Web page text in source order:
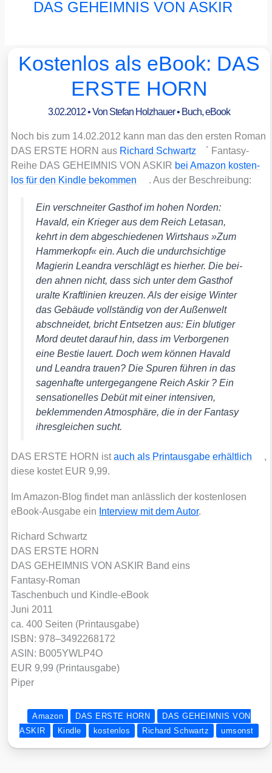
DAS GEHEIMNIS VON ASKIR
Kostenlos als eBook: DAS
ERSTE HORN
3.02.2012• Von Stefan Holzhauer• Buch,eBook
Noch bis zum 14.02.2012 kann man das den ers­ten Roman
DAS ERSTE HORN aus Richard Schwartz
´ Fan­ta­sy-
Rei­he DAS GEHEIMNIS VON ASKIR bei Ama­zon kos­ten­
los für den Kind­le bekom­men
. Aus der Beschrei­bung:
Ein ver­schnei­ter Gast­hof im hohen Nor­den:
Havald, ein Krie­ger aus dem Reich Leta­san,
kehrt in dem abge­schie­de­nen Wirts­haus »Zum
Ham­mer­kopf« ein. Auch die undurch­sich­ti­ge
Magie­rin Lean­dra ver­schlägt es hier­her. Die bei­
den ahnen nicht, dass sich unter dem Gast­hof
uralte Kraft­li­ni­en kreu­zen. Als der eisi­ge Win­ter
das Gebäu­de voll­stän­dig von der Außen­welt
abschnei­det, bricht Ent­set­zen aus: Ein blu­ti­ger
Mord deu­tet dar­auf hin, dass im Ver­bor­ge­nen
eine Bes­tie lau­ert. Doch wem kön­nen Havald
und Lean­dra trau­en? Die Spu­ren füh­ren in das
sagen­haf­te unter­ge­gan­ge­ne Reich Askir ? Ein
sen­sa­tio­nel­les Debüt mit einer inten­si­ven,
beklem­men­den Atmo­sphä­re, die in der Fan­ta­sy
ihres­glei­chen sucht.
DAS ERSTE HORN istauch als Print­aus­ga­be erhält­lich
,
die­se kos­tet EUR 9,99.
Im Ama­zon-Blog fin­det man anläss­lich der kos­ten­lo­sen
eBook-Aus­ga­be ein Inter­view mit dem Autor.
Richard Schwartz
DAS ERSTE HORN
DAS GEHEIMNIS VON ASKIR Band eins
Fan­ta­sy-Roman
Taschen­buch und Kind­le-eBook
Juni 2011
ca. 400 Sei­ten (Print­aus­ga­be)
ISBN: 978–3492268172
ASIN: B005YWLP4O
EUR 9,99 (Print­aus­ga­be)
Piper
Amazon DAS ERSTE HORN
DAS GEHEIMNIS VON
ASKIR
Kindle kostenlos Richard Schwartz umsonst